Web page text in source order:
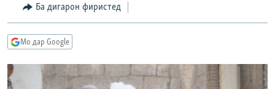
ҷусторФАРҲАНГ
ВАРЗИШ
НАЗАРИ МАРДУМ
ОЗОДӢ ОНЛАЙН
ВИДЕО
НИГОРИСТОН
РӮЙХАТҲО
КИТОБҲОИ ОЗОДӢ
Ба дигарон фиристед
Мо дар Google